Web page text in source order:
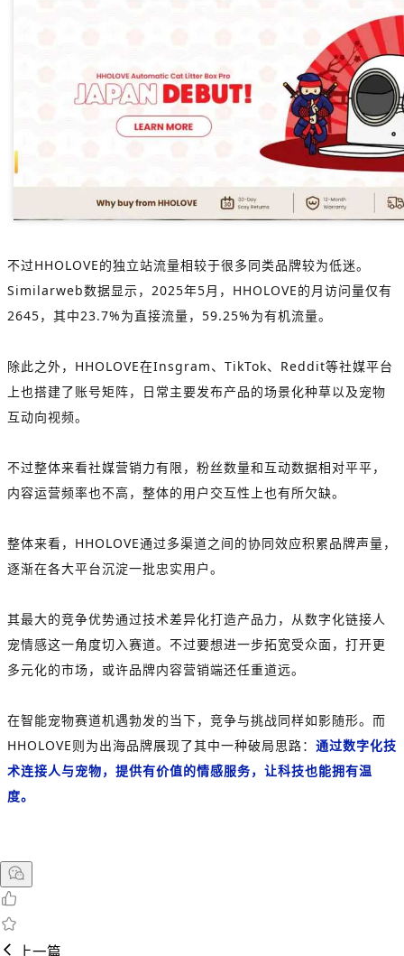
不过HHOLOVE的独立站流量相较于很多同类品牌较为低迷。
Similarweb数据显示，2025年5月，HHOLOVE的月访问量仅有
2645，其中23.7%为直接流量，59.25%为有机流量。
除此之外，HHOLOVE在Insgram、TikTok、Reddit等社媒平台
上也搭建了账号矩阵，日常主要发布产品的场景化种草以及宠物
互动向视频。
不过整体来看社媒营销力有限，粉丝数量和互动数据相对平平，
内容运营频率也不高，整体的用户交互性上也有所欠缺。
整体来看，HHOLOVE通过多渠道之间的协同效应积累品牌声量，
逐渐在各大平台沉淀一批忠实用户。
其最大的竞争优势通过技术差异化打造产品力，从数字化链接人
宠情感这一角度切入赛道。不过要想进一步拓宽受众面，打开更
多元化的市场，或许品牌内容营销端还任重道远。
在智能宠物赛道机遇勃发的当下，竞争与挑战同样如影随形。而
HHOLOVE则为出海品牌展现了其中一种破局思路： 通过数字化技
术连接人与宠物，提供有价值的情感服务，让科技也能拥有温
度。
上一篇